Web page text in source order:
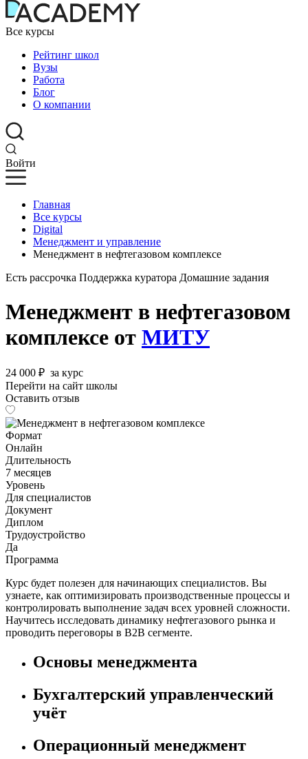
Все курсы
Рейтинг школ
Вузы
Работа
Блог
О компании
Войти
Главная
Все курсы
Digital
Менеджмент и управление
Менеджмент в нефтегазовом комплексе
Есть рассрочка Поддержка куратора Домашние задания
Менеджмент в нефтегазовом
комплексе от МИТУ
24 000 ₽ за курс
Перейти на сайт школы
Оставить отзыв
Формат
Онлайн
Длительность
7 месяцев
Уровень
Для специалистов
Документ
Диплом
Трудоустройство
Да
Программа
Курс будет полезен для начинающих специалистов. Вы
узнаете, как оптимизировать производственные процессы и
контролировать выполнение задач всех уровней сложности.
Научитесь исследовать динамику нефтегазового рынка и
проводить переговоры в B2B сегменте.
Основы менеджмента
Бухгалтерский управленческий
учёт
Операционный менеджмент